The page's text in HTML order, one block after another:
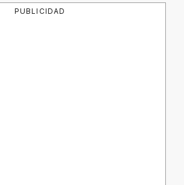
PUBLICIDAD